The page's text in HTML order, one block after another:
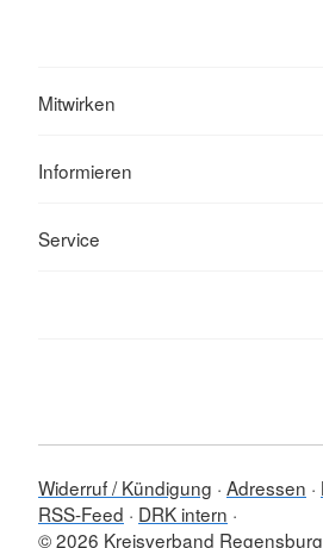
Mitwirken
Informieren
Service
Widerruf / Kündigung Adressen
RSS-Feed
DRK intern
© 2026 Kreisverband Regensburg